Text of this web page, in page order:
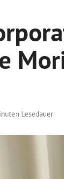
Lesedauer